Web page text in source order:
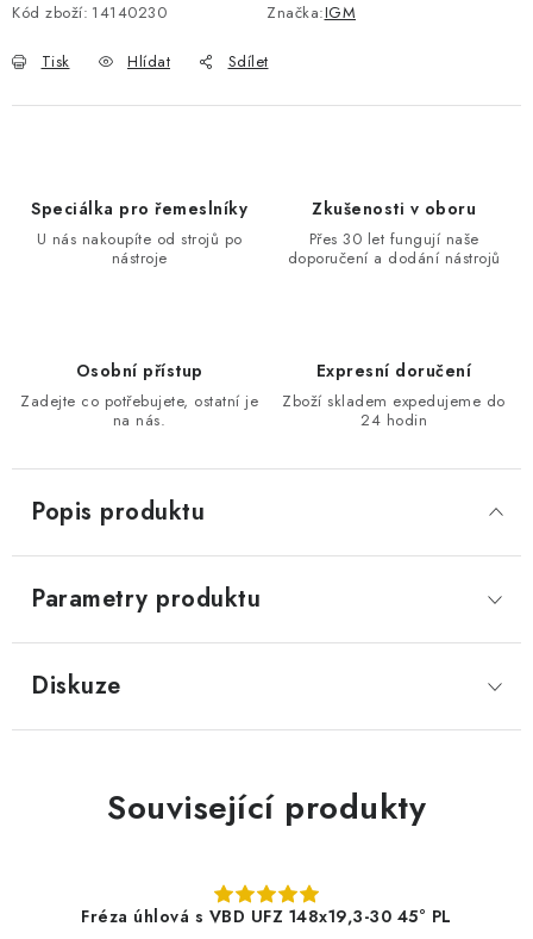
NÁSTROJE PRO FRÉZOVÁNÍ
POTŘEBUJI DOBRÝ STROJ
Moje objednávka
Kód zboží: 14140230 Značka:IGM
Tisk Hlídat Sdílet
Speciálka pro řemeslníky
U nás nakoupíte od strojů po
nástroje
Zkušenosti v oboru
Přes 30 let fungují naše
doporučení a dodání nástrojů
Osobní přístup
Zadejte co potřebujete, ostatní je
na nás.
Expresní doručení
Zboží skladem expedujeme do
24 hodin
Popis produktu
Parametry produktu
Diskuze
Související produkty
Fréza úhlová s VBD UFZ 148x19,3-30 45° PL